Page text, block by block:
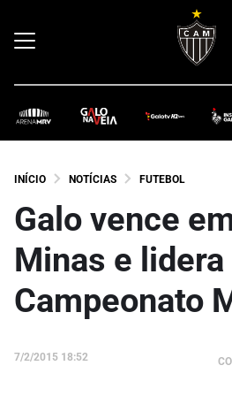
INÍCIO NOTÍCIAS FUTEBOL
Galo vence
Minas e lidera
Campeonato
7/2/2015 18:52